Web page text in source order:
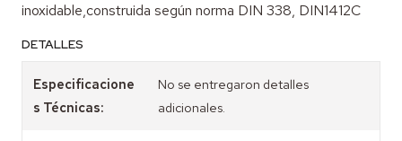
inoxidable,construida según norma DIN 338, DIN1412C
DETALLES
Especificacione
s Técnicas:
No se entregaron detalles
adicionales.